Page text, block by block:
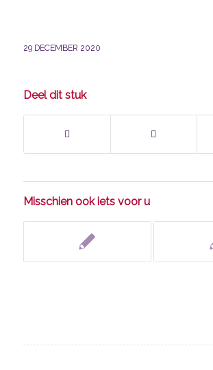
29 DECEMBER 2020
Deel dit stuk
Misschien ook iets voor u